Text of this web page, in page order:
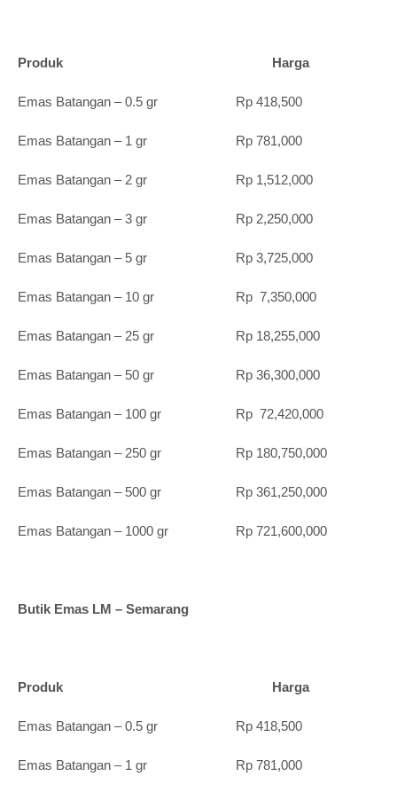
Produk Harga
Emas Batangan – 0.5 gr Rp 418,500
Emas Batangan – 1 gr Rp 781,000
Emas Batangan – 2 gr Rp 1,512,000
Emas Batangan – 3 gr Rp 2,250,000
Emas Batangan – 5 gr Rp 3,725,000
Emas Batangan – 10 gr Rp 7,350,000
Emas Batangan – 25 gr Rp 18,255,000
Emas Batangan – 50 gr Rp 36,300,000
Emas Batangan – 100 gr Rp 72,420,000
Emas Batangan – 250 gr Rp 180,750,000
Emas Batangan – 500 gr Rp 361,250,000
Emas Batangan – 1000 gr Rp 721,600,000
Butik Emas LM – Semarang
Produk Harga
Emas Batangan – 0.5 gr Rp 418,500
Emas Batangan – 1 gr Rp 781,000